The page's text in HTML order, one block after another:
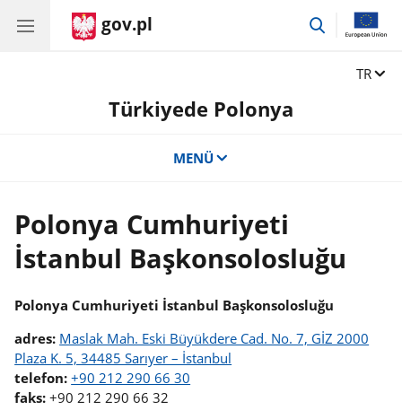
gov.pl
przejdź
Zmień
TR
Türkiyede Polonya
MENÜ
Polonya Cumhuriyeti
İstanbul Başkonsolosluğu
Polonya Cumhuriyeti İstanbul Başkonsolosluğu
adres: Maslak Mah. Eski Büyükdere Cad. No. 7, GİZ 2000
Plaza K. 5, 34485 Sarıyer – İstanbul
telefon: +90 212 290 66 30
faks: +90 212 290 66 32